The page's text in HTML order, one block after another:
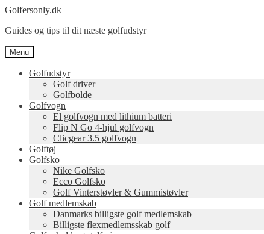
Spring
navigation
Spring
indhold
Golfersonly.dk
Guides og tips til dit næste golfudstyr
Menu
Golfudstyr
Golf driver
Golfbolde
Golfvogn
El golfvogn med lithium batteri
Flip N Go 4-hjul golfvogn
Clicgear 3.5 golfvogn
Golftøj
Golfsko
Nike Golfsko
Ecco Golfsko
Golf Vinterstøvler & Gummistøvler
Golf medlemskab
Danmarks billigste golf medlemskab
Billigste flexmedlemsskab golf